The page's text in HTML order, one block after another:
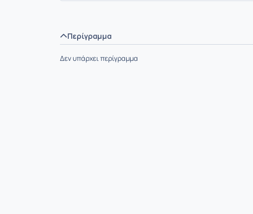
Περίγραμμα
Δεν υπάρχει περίγραμμα